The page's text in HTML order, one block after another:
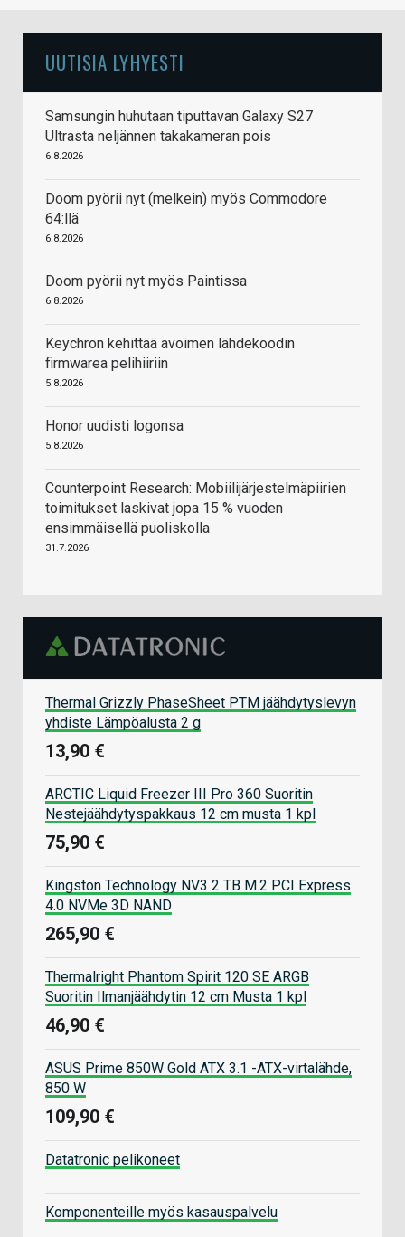
UUTISIA LYHYESTI
Samsungin huhutaan tiputtavan Galaxy S27
Ultrasta neljännen takakameran pois
6.8.2026
Doom pyörii nyt (melkein) myös Commodore
64:llä
6.8.2026
Doom pyörii nyt myös Paintissa
6.8.2026
Keychron kehittää avoimen lähdekoodin
firmwarea pelihiiriin
5.8.2026
Honor uudisti logonsa
5.8.2026
Counterpoint Research: Mobiilijärjestelmäpiirien
toimitukset laskivat jopa 15 % vuoden
ensimmäisellä puoliskolla
31.7.2026
Thermal Grizzly PhaseSheet PTM jäähdytyslevyn
yhdiste Lämpöalusta 2 g
13,90 €
ARCTIC Liquid Freezer III Pro 360 Suoritin
Nestejäähdytyspakkaus 12 cm musta 1 kpl
75,90 €
Kingston Technology NV3 2 TB M.2 PCI Express
4.0 NVMe 3D NAND
265,90 €
Thermalright Phantom Spirit 120 SE ARGB
Suoritin Ilmanjäähdytin 12 cm Musta 1 kpl
46,90 €
ASUS Prime 850W Gold ATX 3.1 -ATX-virtalähde,
850 W
109,90 €
Datatronic pelikoneet
Komponenteille myös kasauspalvelu